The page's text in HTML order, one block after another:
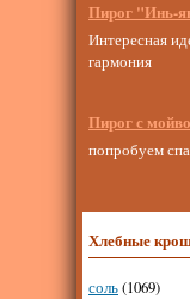
Пирог "Инь-
Интересная
гармония
Пирог с
попробуем
Хлебные
соль(1069)